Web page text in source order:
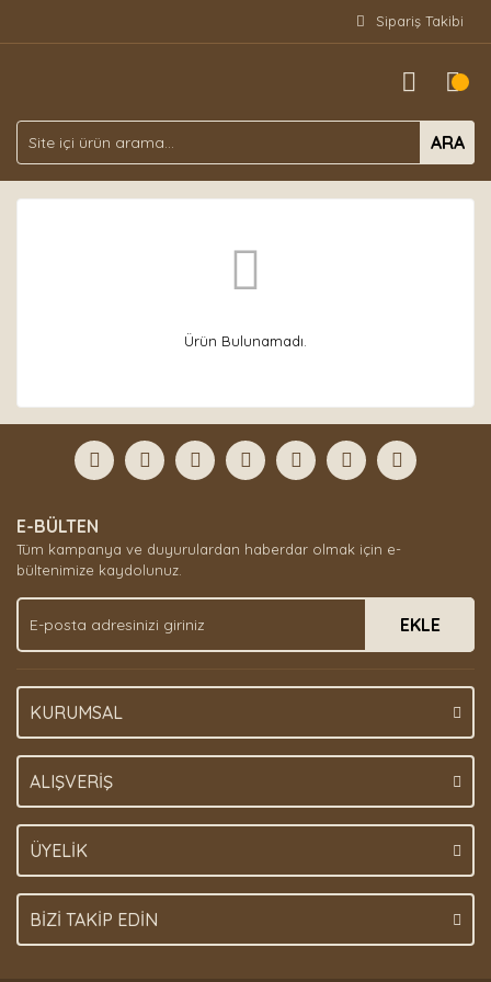
Sipariş Takibi
ARA
Ürün Bulunamadı.
E-BÜLTEN
Tüm kampanya ve duyurulardan haberdar olmak için e-
bültenimize kaydolunuz.
EKLE
KURUMSAL
ALIŞVERİŞ
ÜYELİK
BİZİ TAKİP EDİN